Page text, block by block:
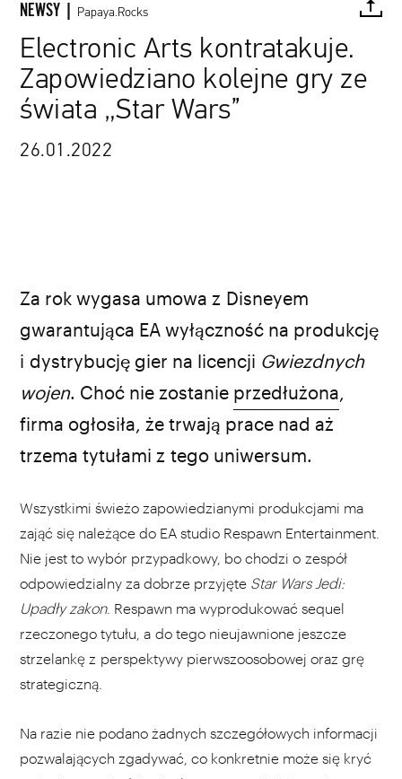
NEWSY | Papaya.Rocks
Electronic Arts kontratakuje.
Zapowiedziano kolejne gry ze
świata „Star Wars”
26.01.2022
FACEBOOK TWITTER
Za rok wygasa umowa z Disneyem
gwarantująca EA wyłączność na produkcję
i dystrybucję gier na licencji Gwiezdnych
wojen. Choć nie zostanie przedłużona,
firma ogłosiła, że trwają prace nad aż
trzema tytułami z tego uniwersum.
Wszystkimi świeżo zapowiedzianymi produkcjami ma
zająć się należące do EA studio Respawn Entertainment.
Nie jest to wybór przypadkowy, bo chodzi o zespół
odpowiedzialny za dobrze przyjęte Star Wars Jedi:
Upadły zakon. Respawn ma wyprodukować sequel
rzeczonego tytułu, a do tego nieujawnione jeszcze
strzelankę z perspektywy pierwszoosobowej oraz grę
strategiczną.
Na razie nie podano żadnych szczegółowych informacji
pozwalających zgadywać, co konkretnie może się kryć